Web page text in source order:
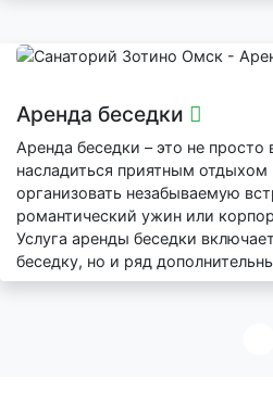
Аренда беседки
Аренда беседки – это не
насладиться приятным
организовать незабываемую
романтический ужин или
Услуга аренды беседки
беседку, но и ряд